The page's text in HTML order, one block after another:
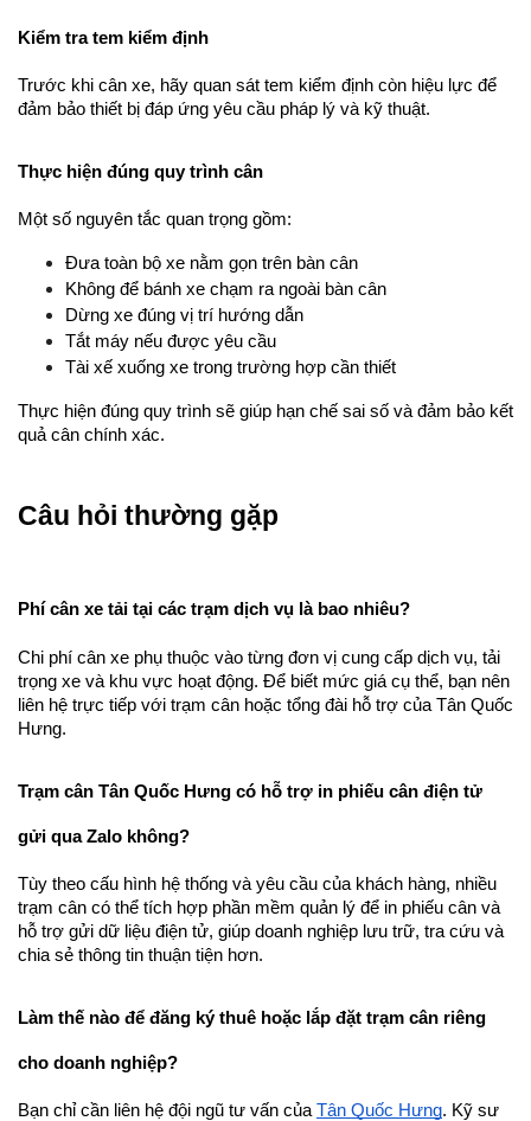
Kiểm tra tem kiểm định
Trước khi cân xe, hãy quan sát tem kiểm định còn hiệu lực để
đảm bảo thiết bị đáp ứng yêu cầu pháp lý và kỹ thuật.
Thực hiện đúng quy trình cân
Một số nguyên tắc quan trọng gồm:
Đưa toàn bộ xe nằm gọn trên bàn cân
Không để bánh xe chạm ra ngoài bàn cân
Dừng xe đúng vị trí hướng dẫn
Tắt máy nếu được yêu cầu
Tài xế xuống xe trong trường hợp cần thiết
Thực hiện đúng quy trình sẽ giúp hạn chế sai số và đảm bảo kết
quả cân chính xác.
Câu hỏi thường gặp
Phí cân xe tải tại các trạm dịch vụ là bao nhiêu?
Chi phí cân xe phụ thuộc vào từng đơn vị cung cấp dịch vụ, tải
trọng xe và khu vực hoạt động. Để biết mức giá cụ thể, bạn nên
liên hệ trực tiếp với trạm cân hoặc tổng đài hỗ trợ của Tân Quốc
Hưng.
Trạm cân Tân Quốc Hưng có hỗ trợ in phiếu cân điện tử
gửi qua Zalo không?
Tùy theo cấu hình hệ thống và yêu cầu của khách hàng, nhiều
trạm cân có thể tích hợp phần mềm quản lý để in phiếu cân và
hỗ trợ gửi dữ liệu điện tử, giúp doanh nghiệp lưu trữ, tra cứu và
chia sẻ thông tin thuận tiện hơn.
Làm thế nào để đăng ký thuê hoặc lắp đặt trạm cân riêng
cho doanh nghiệp?
Bạn chỉ cần liên hệ đội ngũ tư vấn của Tân Quốc Hưng. Kỹ sư